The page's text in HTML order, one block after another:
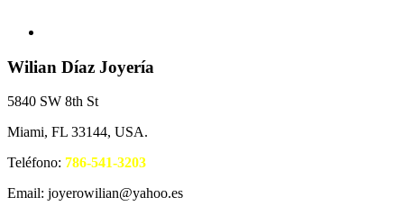
Wilian Díaz Joyería
5840 SW 8th St
Miami, FL 33144, USA.
Teléfono: 786-541-3203
Email: joyerowilian@yahoo.es